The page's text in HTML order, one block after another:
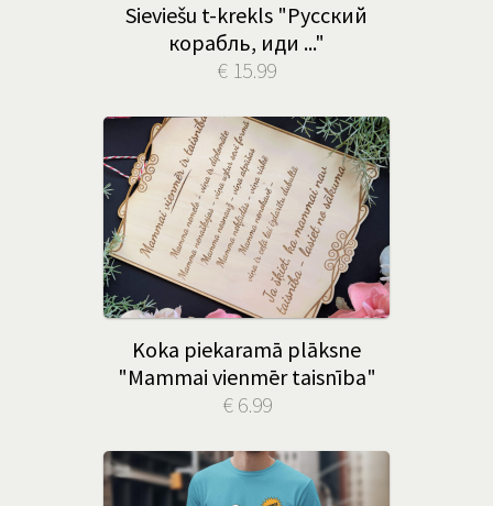
Sieviešu t-krekls "Русский
корабль, иди ..."
€ 15.99
Koka piekaramā plāksne
"Mammai vienmēr taisnība"
€ 6.99